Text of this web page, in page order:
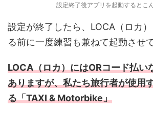
設定終了後アプリを起動するとこ
設定が終了したら、LOCA（ロカ
る前に一度練習も兼ねて起動させ
LOCA（ロカ）にはORコード払い
ありますが、私たち旅行者が使用
る「TAXI & Motorbike」